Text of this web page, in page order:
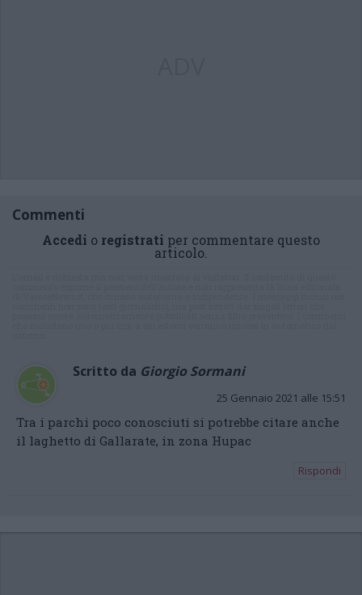
Commenti
Accedi o registrati per commentare questo
articolo.
Scritto da Giorgio Sormani
25 Gennaio 2021 alle 15:51
Tra i parchi poco conosciuti si potrebbe citare anche
il laghetto di Gallarate, in zona Hupac
Rispondi